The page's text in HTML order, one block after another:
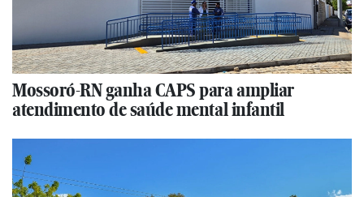
Mossoró-RN ganha CAPS para ampliar
atendimento de saúde mental infantil